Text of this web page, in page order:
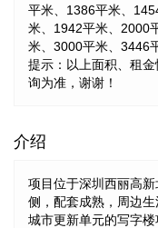
平米、1386平米、
米、1942平米、2000
米、3000平米、3446
提示：以上面积、租
询为准，谢谢！
介绍
项目位于深圳西丽高
侧，配套成熟，周边
城市更新单元的写字楼